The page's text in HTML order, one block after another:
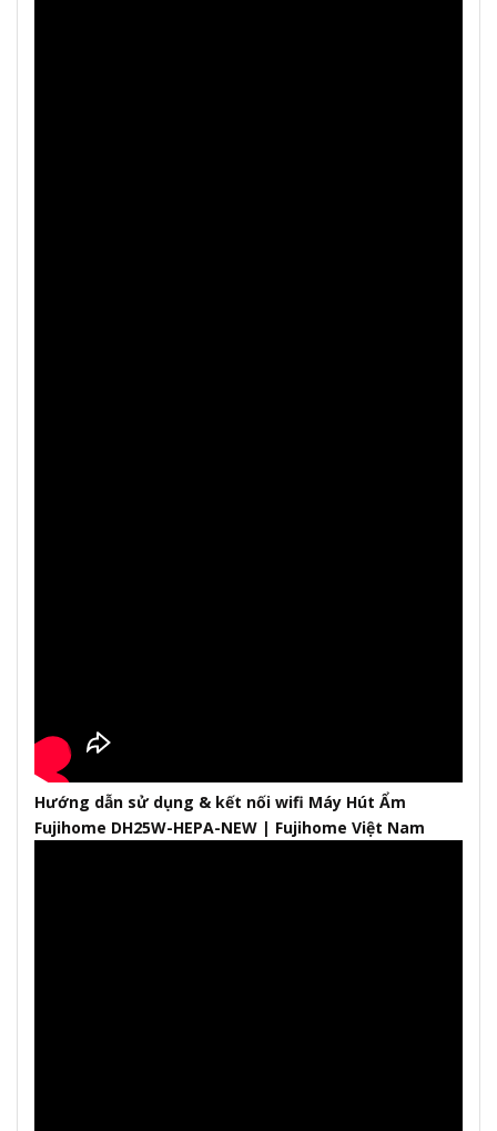
Hướng dẫn sử dụng & kết nối wifi Máy Hút Ẩm
Fujihome DH25W-HEPA-NEW | Fujihome Việt Nam